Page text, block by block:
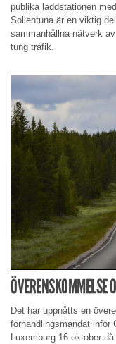
publika laddstationen
Sollentuna är en viktig
sammanhållna nätverk
tung trafik.
ÖVERENSKOMMELSE
Det har uppnåtts en
förhandlingsmandat inför
Luxemburg 16 oktober